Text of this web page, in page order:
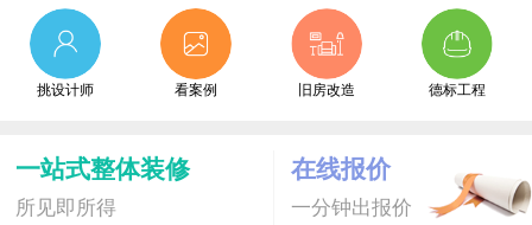
挑设计师 看案例 旧房改造 德标工程
一站式整体装修
所见即所得
在线报价
一分钟出报价